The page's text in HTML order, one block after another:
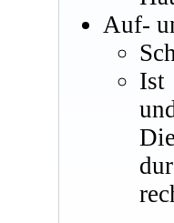
Auf-
Ist